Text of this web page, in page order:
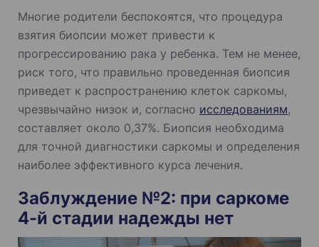
Многие родители беспокоятся, что процедура
взятия биопсии может привести к
прогрессированию рака у ребенка. Тем не менее,
риск того, что правильно проведенная биопсия
приведет к распространению клеток саркомы,
чрезвычайно низок и, согласно исследованиям,
составляет около 0,37%. Биопсия необходима
для точной диагностики саркомы и определения
наиболее эффективного курса лечения.
Заблуждение №2: при саркоме
4-й стадии надежды нет